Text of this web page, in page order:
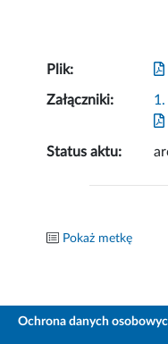
Plik:
Załączniki: 1.
Status aktu:
Pokaż metkę
Ochrona danych